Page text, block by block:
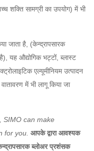
शक्ति सामग्री का उपयोग) में भी
जाता है, (केन्द्रापसारक
यह औद्योगिक भट्टों, ब्लास्ट
एल्यूमीनियम उत्पादन
में भी लागू किया जा
SIMO can make
for you. आपके द्वारा आवश्यक
ब्लोअर प्रशंसक